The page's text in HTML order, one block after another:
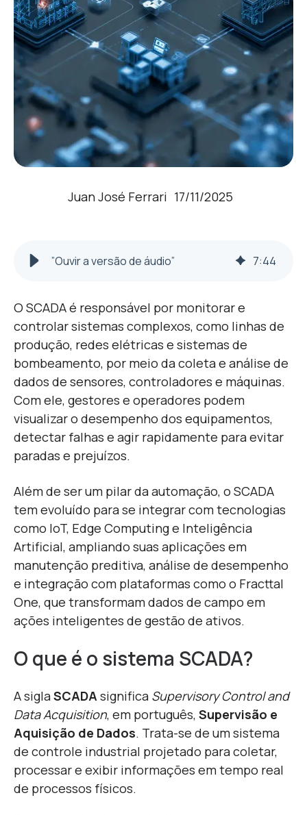
Juan José Ferrari 17/11/2025
”Ouvir a versão de áudio” 7:44
O SCADA é responsável por monitorar e
controlar sistemas complexos, como linhas de
produção, redes elétricas e sistemas de
bombeamento, por meio da coleta e análise de
dados de sensores, controladores e máquinas.
Com ele, gestores e operadores podem
visualizar o desempenho dos equipamentos,
detectar falhas e agir rapidamente para evitar
paradas e prejuízos.
Além de ser um pilar da automação, o SCADA
tem evoluído para se integrar com tecnologias
como IoT, Edge Computing e Inteligência
Artificial, ampliando suas aplicações em
manutenção preditiva, análise de desempenho
e integração com plataformas como o Fracttal
One, que transformam dados de campo em
ações inteligentes de gestão de ativos.
O que é o sistema SCADA?
A siglaSCADAsignifica Supervisory Control and
Data Acquisition, em português, Supervisão e
Aquisição de Dados. Trata-se de um sistema
de controle industrial projetado para coletar,
processar e exibir informações em tempo real
de processos físicos.